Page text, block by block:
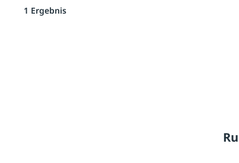
1 Ergebnis